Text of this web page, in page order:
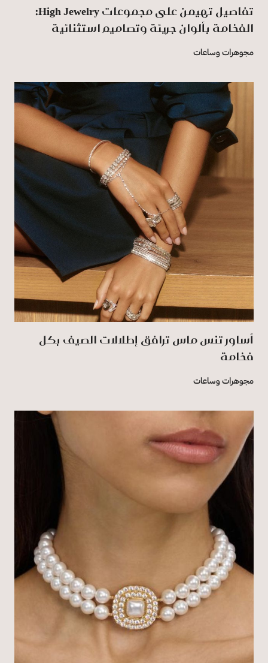
تفاصيل تهيمن على مجموعات High Jewelry:
الفخامة بألوان جريئة وتصاميم استثنائية
مجوهرات وساعات
أساور تنس ماس ترافق إطلالات الصيف بكل
فخامة
مجوهرات وساعات